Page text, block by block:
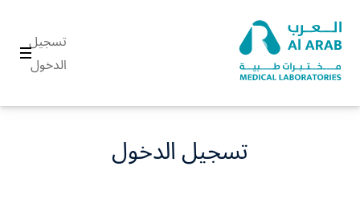
تسجيل
الدخول
تسجيل الدخول